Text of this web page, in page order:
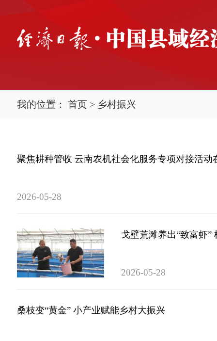
我的位置： 首页 > 乡村振兴
聚焦耕种管收 云南农机社会化服务专项对接活动
2026-05-28
戈壁荒滩养出“致富虾”
2026-05-28
桑枝变“黄金” 小产业赋能乡村大振兴